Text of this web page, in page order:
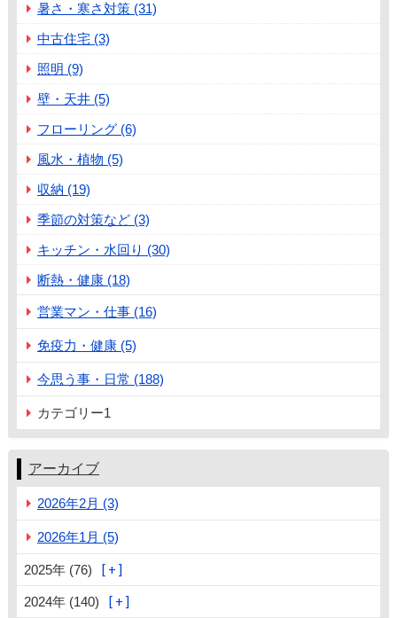
暑さ・寒さ対策 (31)
中古住宅 (3)
照明 (9)
壁・天井 (5)
フローリング (6)
風水・植物 (5)
収納 (19)
季節の対策など (3)
キッチン・水回り (30)
断熱・健康 (18)
営業マン・仕事 (16)
免疫力・健康 (5)
今思う事・日常 (188)
カテゴリー1
アーカイブ
2026年2月 (3)
2026年1月 (5)
2025年 (76)
2024年 (140)